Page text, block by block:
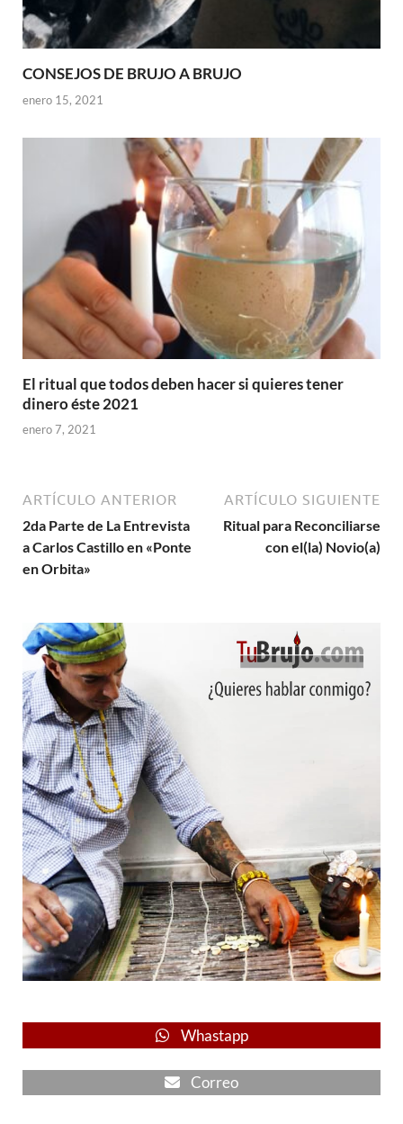
CONSEJOS DE BRUJO A BRUJO
enero 15, 2021
El ritual que todos deben hacer si quieres tener
dinero éste 2021
enero 7, 2021
ARTÍCULO ANTERIOR
2da Parte de La Entrevista
a Carlos Castillo en «Ponte
en Orbita»
ARTÍCULO SIGUIENTE
Ritual para Reconciliarse
con el(la) Novio(a)
Whastapp
Correo